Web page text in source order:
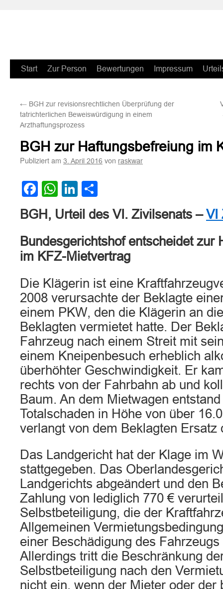
Zum
springen
Start Zur Person Bewertungen Impressum
← BGH zur revisionsrechtlichen Überprüfung der
tatrichterlichen Beweiswürdigung in einem
Arzthaftungsprozess
BGH zur Haftungsbefreiung im
Publiziert am 3. April 2016 von raskwar
Facebook
WhatsApp
LinkedIn
BGH, Urteil des VI. Zivilsenats –VI
Bundesgerichtshof entscheidet zur
im KFZ-Mietvertrag
Die Klägerin ist eine
2008 verursachte der Beklagte
einem PKW, den die Klägerin an
Beklagten vermietet hatte. Der
Fahrzeug nach einem Streit mit
einem Kneipenbesuch erheblich
überhöhter Geschwindigkeit. Er
rechts von der Fahrbahn ab und
Baum. An dem Mietwagen
Totalschaden in Höhe von über
verlangt von dem Beklagten Ersatz
Das Landgericht hat der Klage im
stattgegeben. Das
Landgerichts abgeändert und den
Zahlung von lediglich 770 €
Selbstbeteiligung, die der
Allgemeinen
einer Beschädigung des
Allerdings tritt die Beschränkung
Selbstbeteiligung nach den
nicht ein, wenn der Mieter oder der